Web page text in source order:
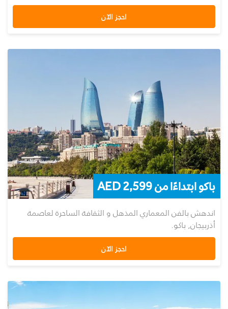
احجز الآن
باكو ابتداءًا من 2,599 AED
اندهش بالفن المعماري المذهل و الثقافة الساحرة لعاصمة
أذربيجان, باكو.
احجز الآن